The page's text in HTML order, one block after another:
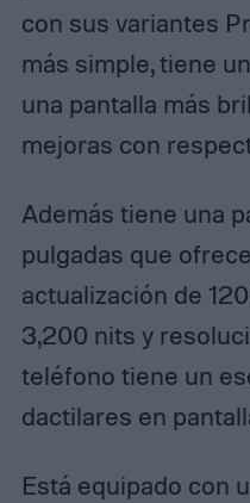
con sus variantes
más simple, tiene
una pantalla más
mejoras con
Además tiene una
pulgadas que
actualización de
3,200 nits y
teléfono tiene un
dactilares en
Está equipado con